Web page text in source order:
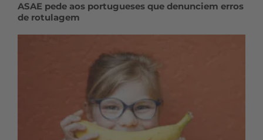
ASAE pede aos portugueses que denunciem erros
de rotulagem